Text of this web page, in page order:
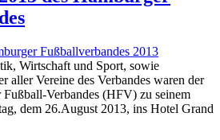
Wirtschaft und Sport, sowie
aller Vereine des Verbandes waren der
Verbandes (HFV) zu seinem
dem 26.August 2013, ins Hotel Grand